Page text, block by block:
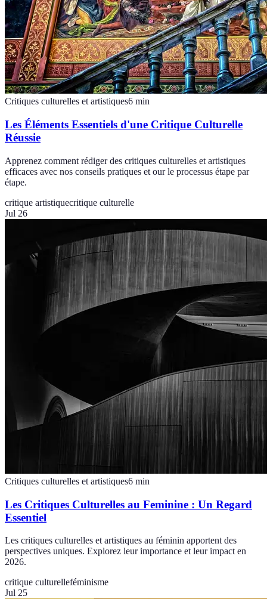
Critiques culturelles et artistiques6 min
Les Éléments Essentiels d'une Critique Culturelle
Réussie
Apprenez comment rédiger des critiques culturelles et artistiques
efficaces avec nos conseils pratiques et our le processus étape par
étape.
critique artistiquecritique culturelle
Jul 26
Critiques culturelles et artistiques6 min
Les Critiques Culturelles au Feminine : Un Regard
Essentiel
Les critiques culturelles et artistiques au féminin apportent des
perspectives uniques. Explorez leur importance et leur impact en
2026.
critique culturelleféminisme
Jul 25